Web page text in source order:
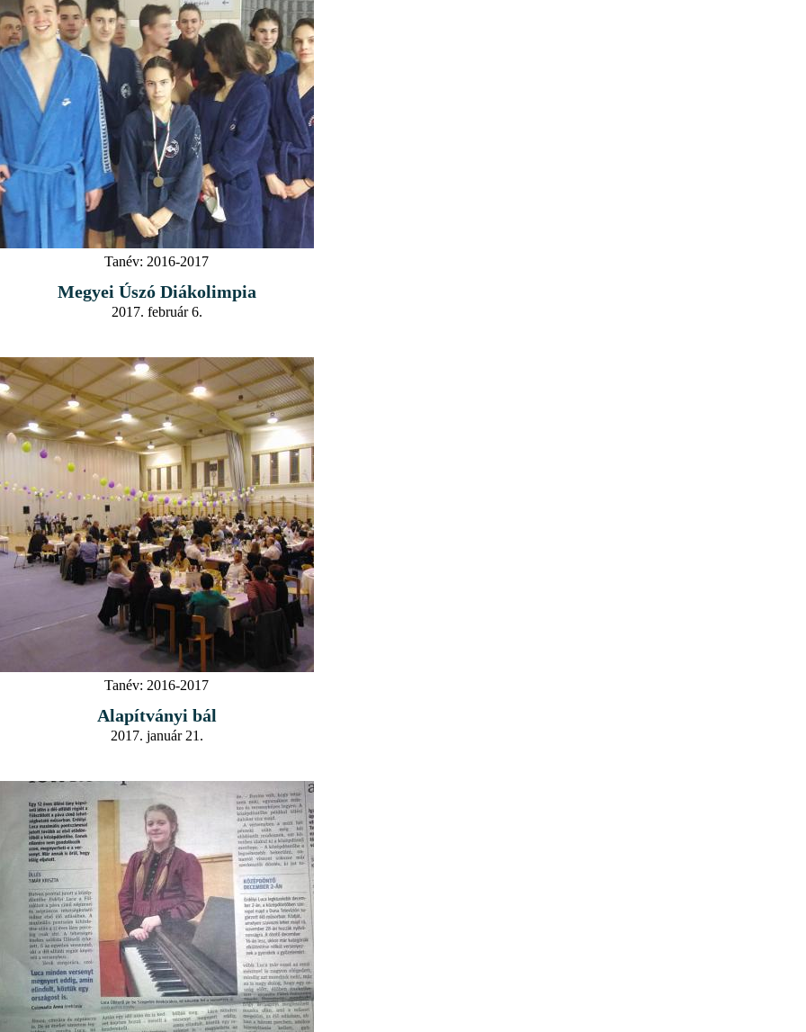
Tanév: 2016-2017
Megyei Úszó Diákolimpia
2017. február 6.
Tanév: 2016-2017
Alapítványi bál
2017. január 21.